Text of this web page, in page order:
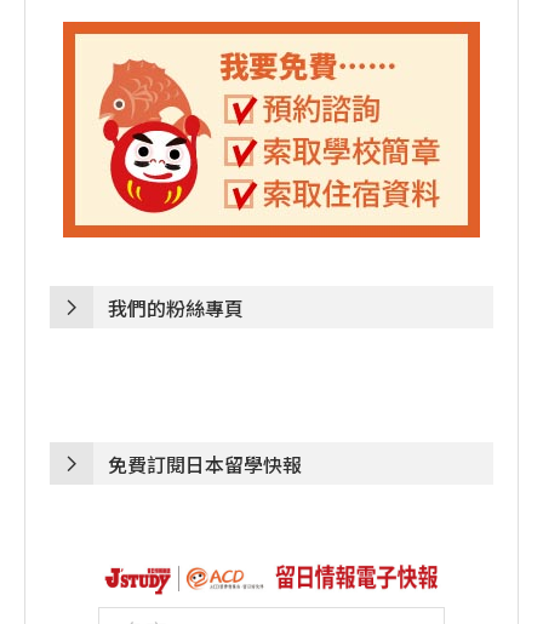
我們的粉絲專頁
免費訂閱日本留學快報